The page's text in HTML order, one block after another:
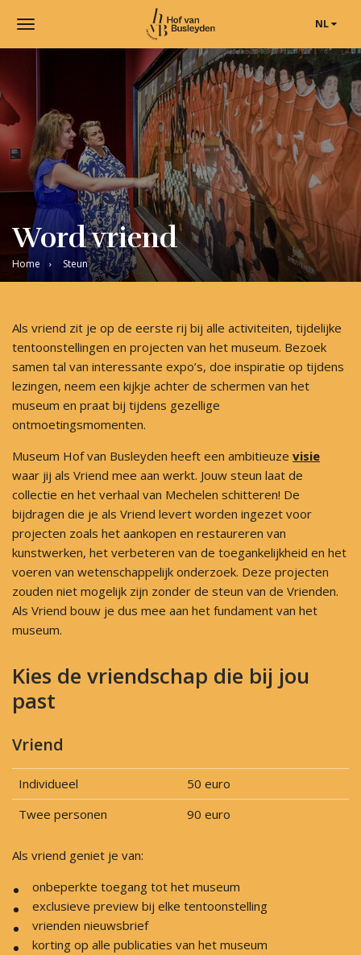
NL
Toggle
navigation
Museum
Hof
van
Busleyden
|
Museum
in
Mechelen
Word vriend
Home Steun
Als vriend zit je op de eerste rij bij alle activiteiten, tijdelijke
tentoonstellingen en projecten van het museum. Bezoek
samen tal van interessante expo’s, doe inspiratie op tijdens
lezingen, neem een kijkje achter de schermen van het
museum en praat bij tijdens gezellige
ontmoetingsmomenten.
Museum Hof van Busleyden heeft een ambitieuze visie
waar jij als Vriend mee aan werkt. Jouw steun laat de
collectie en het verhaal van Mechelen schitteren! De
bijdragen die je als Vriend levert worden ingezet voor
projecten zoals het aankopen en restaureren van
kunstwerken, het verbeteren van de toegankelijkheid en het
voeren van wetenschappelijk onderzoek. Deze projecten
zouden niet mogelijk zijn zonder de steun van de Vrienden.
Als Vriend bouw je dus mee aan het fundament van het
museum.
Kies de vriendschap die bij jou
past
Vriend
Individueel
50 euro
Twee personen
90 euro
Als vriend geniet je van:
onbeperkte toegang tot het museum
exclusieve preview bij elke tentoonstelling
vrienden nieuwsbrief
korting op alle publicaties van het museum